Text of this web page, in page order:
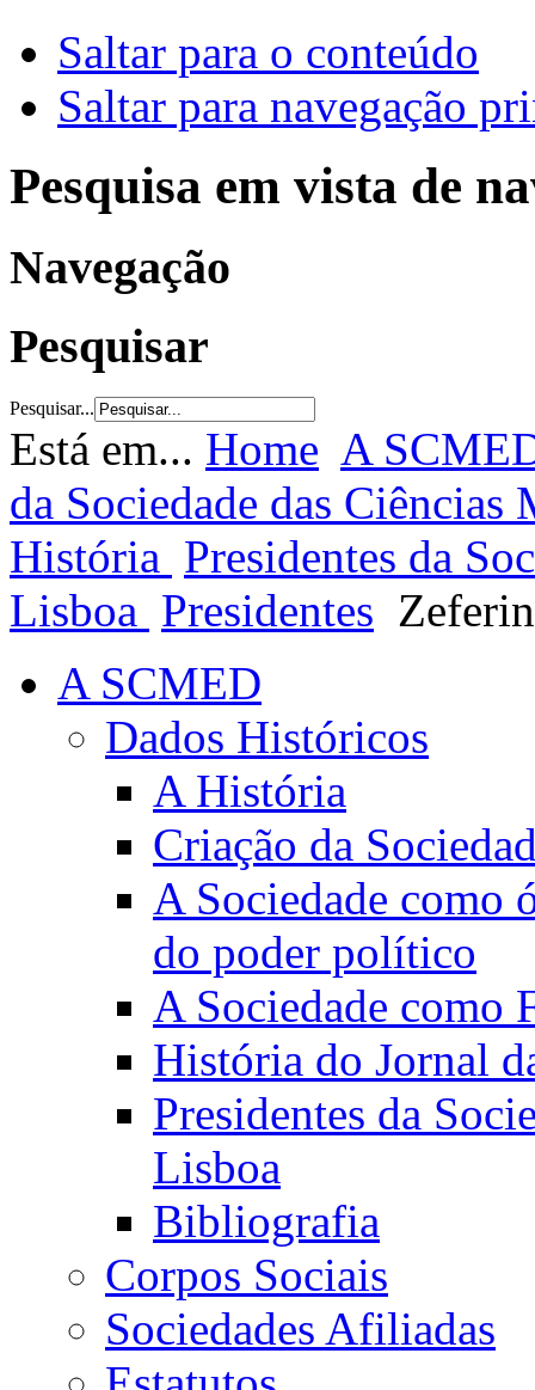
Saltar para o conteúdo
Saltar para navegação
Pesquisa em vista de
Navegação
Pesquisar
Pesquisar...
Está em... Home A
da Sociedade das Ciências
História Presidentes da
Lisboa Presidentes
A SCMED
Dados Históricos
A História
Criação da
A Sociedade como
do poder político
A Sociedade como
História do Jornal
Presidentes da
Lisboa
Bibliografia
Corpos Sociais
Sociedades Afiliadas